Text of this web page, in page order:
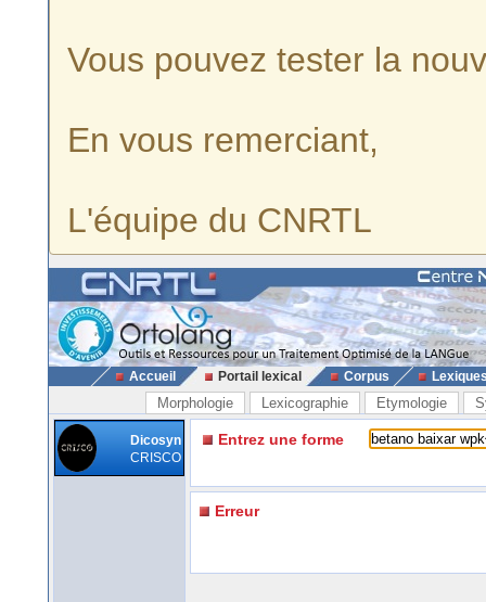
Vous pouvez tester la
En vous remerciant,
L'équipe du CNRTL
Accueil Portail lexical Corpus
Morphologie Lexicographie Etymologie
Dicosyn
CRISCO
Entrez une forme
Erreur